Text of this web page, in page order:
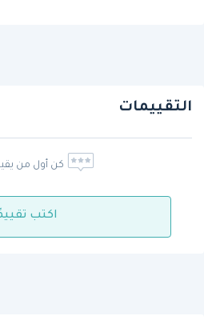
التقييمات
كن أول من
اكتب